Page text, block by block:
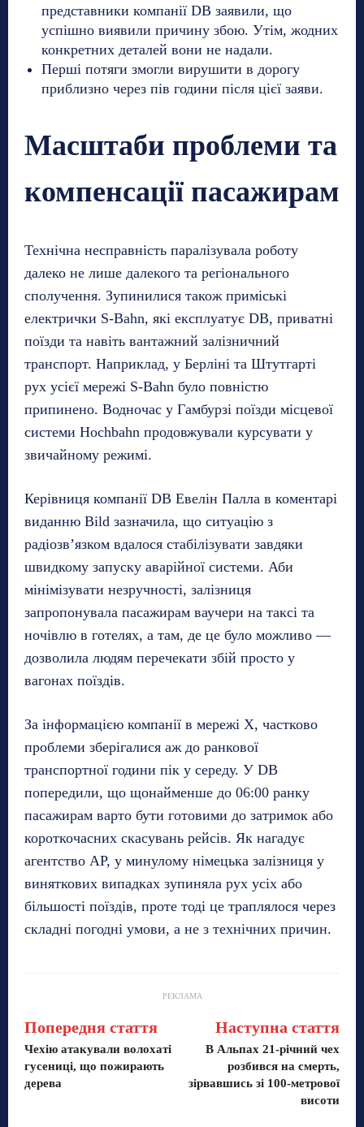
представники компанії DB заявили, що
успішно виявили причину збою. Утім, жодних
конкретних деталей вони не надали.
Перші потяги змогли вирушити в дорогу
приблизно через пів години після цієї заяви.
Масштаби проблеми та
компенсації пасажирам
Технічна несправність паралізувала роботу
далеко не лише далекого та регіонального
сполучення. Зупинилися також приміські
електрички S-Bahn, які експлуатує DB, приватні
поїзди та навіть вантажний залізничний
транспорт. Наприклад, у Берліні та Штутгарті
рух усієї мережі S-Bahn було повністю
припинено. Водночас у Гамбурзі поїзди місцевої
системи Hochbahn продовжували курсувати у
звичайному режимі.
Керівниця компанії DB Евелін Палла в коментарі
виданню Bild зазначила, що ситуацію з
радіозв’язком вдалося стабілізувати завдяки
швидкому запуску аварійної системи. Аби
мінімізувати незручності, залізниця
запропонувала пасажирам ваучери на таксі та
ночівлю в готелях, а там, де це було можливо —
дозволила людям перечекати збій просто у
вагонах поїздів.
За інформацією компанії в мережі X, частково
проблеми зберігалися аж до ранкової
транспортної години пік у середу. У DB
попередили, що щонайменше до 06:00 ранку
пасажирам варто бути готовими до затримок або
короткочасних скасувань рейсів. Як нагадує
агентство AP, у минулому німецька залізниця у
виняткових випадках зупиняла рух усіх або
більшості поїздів, проте тоді це траплялося через
складні погодні умови, а не з технічних причин.
РЕКЛАМА
Попередня стаття
Чехію атакували волохаті
гусениці, що пожирають
дерева
Наступна стаття
В Альпах 21-річний чех
розбився на смерть,
зірвавшись зі 100-метрової
висоти